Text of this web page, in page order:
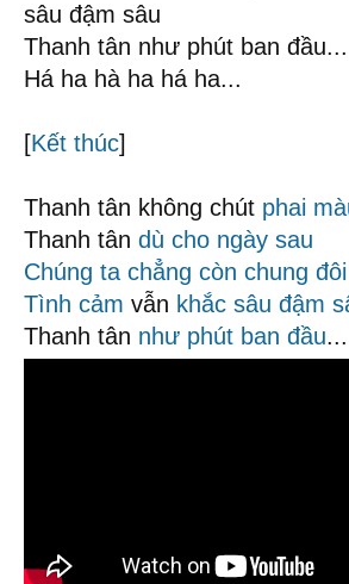
sâu đậm sâu
Thanh tân như phút ban đầu...
Há ha hà ha há ha...
[Kết thúc]
Thanh tân không chút phai
Thanh tân dù cho ngày sau
Chúng ta chẳng còn chung đôi
Tình cảm vẫn khắc sâu đậm
Thanh tân như phút ban đầu...